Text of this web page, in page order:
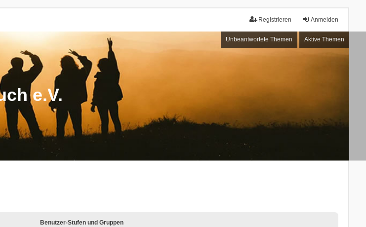
Anmelden
Registrieren
Unbeantwortete Themen Aktive Themen
e.V.
Benutzer-Stufen und Gruppen